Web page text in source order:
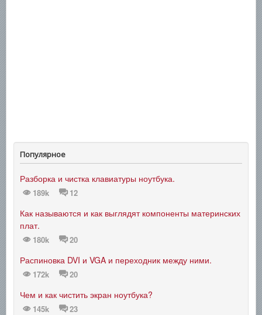
Популярное
Разборка и чистка клавиатуры ноутбука.
189k 12
Как называются и как выглядят компоненты материнских
плат.
180k 20
Распиновка DVI и VGA и переходник между ними.
172k 20
Чем и как чистить экран ноутбука?
145k 23